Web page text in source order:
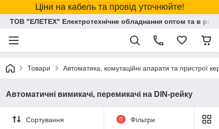
Ціни на кабель та провід уточнюйте!
ТОВ "ЕЛЕТЕХ" Електротехнічне обладнання оптом та в
Товари Автоматика, комутаційні апарати та пристрої
Автоматичні вимикачі, перемикачі на DIN-рейку
Сортування 0 Фільтри